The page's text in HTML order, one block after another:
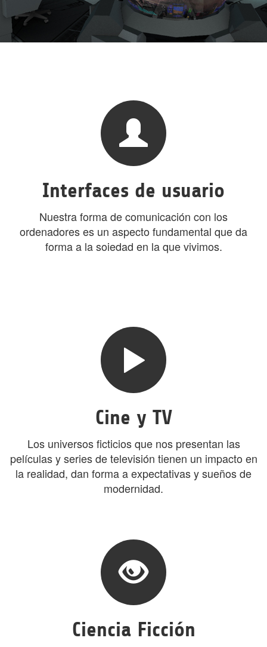
Interfaces de usuario
Nuestra forma de comunicación con los
ordenadores es un aspecto fundamental que da
forma a la soiedad en la que vivimos.
Cine y TV
Los universos ficticios que nos presentan las
películas y series de televisión tienen un impacto en
la realidad, dan forma a expectativas y sueños de
modernidad.
Ciencia Ficción